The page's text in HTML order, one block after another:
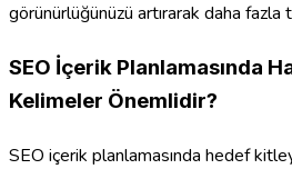
görünürlüğünüzü artırarak daha
SEO İçerik Planlamasında
Kelimeler Önemlidir?
SEO içerik planlamasında hedef